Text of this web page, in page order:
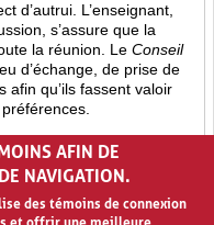
d’autrui. L’enseignant,
s’assure que la
la réunion. Le Conseil
d’échange, de prise de
afin qu’ils fassent valoir
(4)
AFIN DE
NAVIGATION.
des témoins de connexion